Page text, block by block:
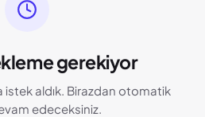
gerekiyor
istek aldık. Birazdan otomatik
edeceksiniz.